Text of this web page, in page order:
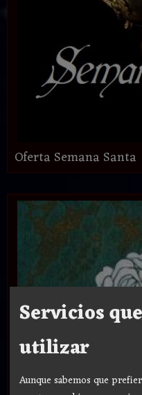
Oferta Semana Santa
Servicios
utilizar
Aunque sabemos que